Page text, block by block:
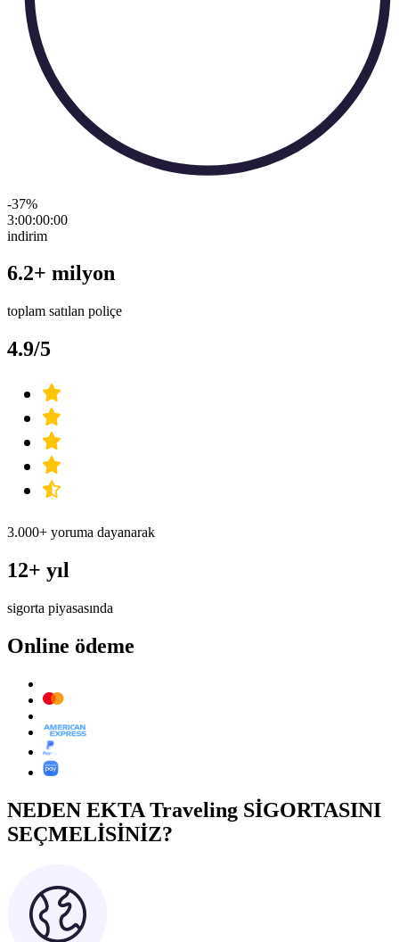
-37%
3:00:00:00
indirim
6.2+ milyon
toplam satılan poliçe
4.9/5
3.000+ yoruma dayanarak
12+ yıl
sigorta piyasasında
Online ödeme
NEDEN EKTA Traveling SİGORTASINI
SEÇMELİSİNİZ?